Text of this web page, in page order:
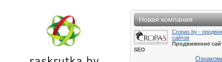
Новая компания
Cropas.by -
сайтов
Продвижение
SEO